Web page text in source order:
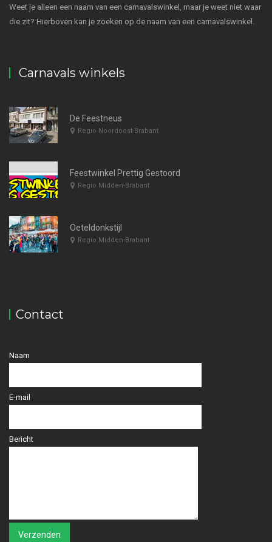
Weet je alleen een naam van een carnavalswinkel, maar je weet niet waar
die zit? Hierboven kan je zoeken op de naam van een carnavalswinkel.
Carnavals winkels
De Feestneus
Regio Noordoost-Brabant
Feestwinkel Prettig Gestoord
Regio Midden-Brabant
Oeteldonkstijl
Regio Midden-Brabant
Contact
Naam
E-mail
Bericht